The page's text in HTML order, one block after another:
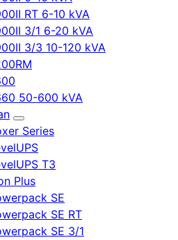
RT 6-10 kVA
3/1 6-20 kVA
3/3 10-120 kVA
50-600 kVA
Series
T3
Plus
SE
SE RT
SE 3/1